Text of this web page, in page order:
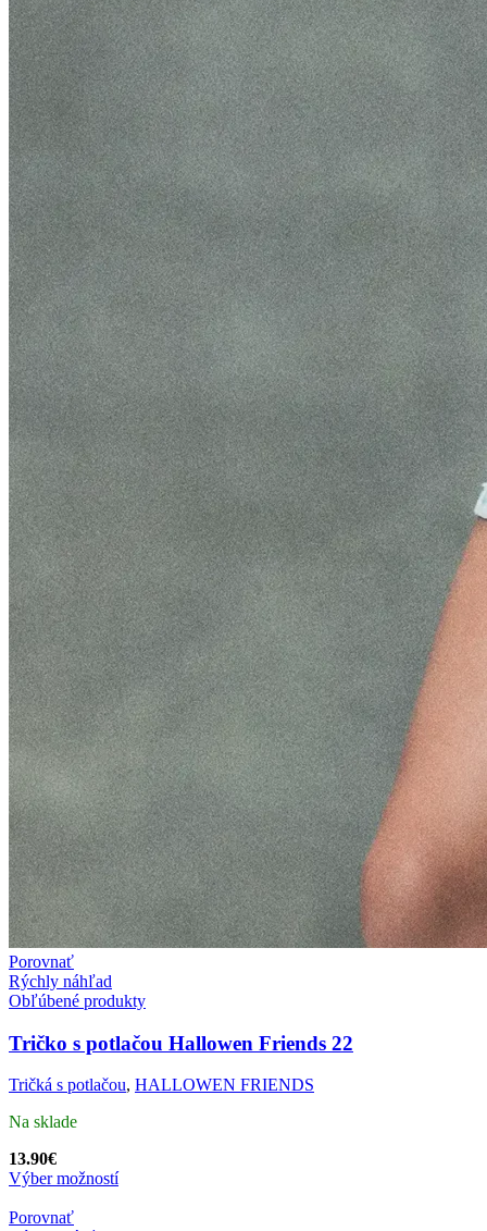
Porovnať
Rýchly náhľad
Obľúbené produkty
Tričko s potlačou Hallowen Friends 22
Tričká s potlačou, HALLOWEN FRIENDS
Na sklade
13.90€
Výber možností
Porovnať